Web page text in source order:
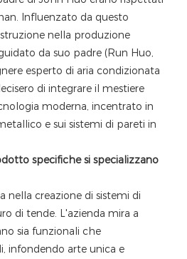
Influenzato da questo
nella produzione
da suo padre (Run Huo,
esperto di aria condizionata
di integrare il mestiere
moderna, incentrato in
e sui sistemi di pareti in
specifiche si specializzano
nella creazione di sistemi di
di tende. L'azienda mira a
sia funzionali che
infondendo arte unica e